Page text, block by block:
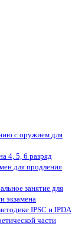
с оружием для
4, 5, 6 разряд
для продления
занятие для
экзамена
IPSC и IPDA
части